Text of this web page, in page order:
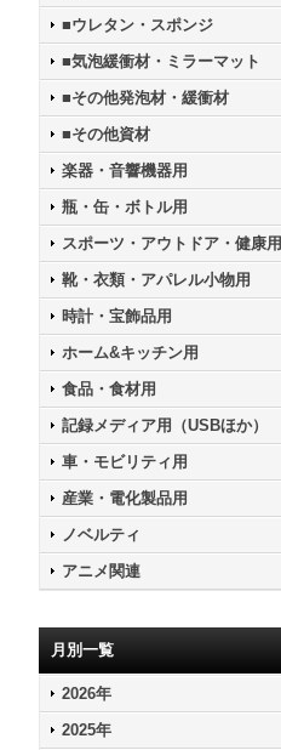
■ウレタン・スポンジ
■気泡緩衝材・ミラーマット
■その他発泡材・緩衝材
■その他資材
楽器・音響機器用
瓶・缶・ボトル用
スポーツ・アウトドア・健康用
靴・衣類・アパレル小物用
時計・宝飾品用
ホーム&キッチン用
食品・食材用
記録メディア用（USBほか）
車・モビリティ用
産業・電化製品用
ノベルティ
アニメ関連
月別一覧
2026年
2025年